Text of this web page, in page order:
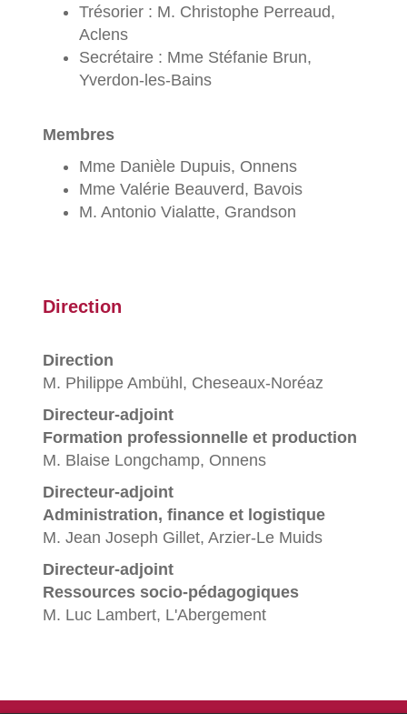
Trésorier : M. Christophe Perreaud,
Aclens
Secrétaire : Mme Stéfanie Brun,
Yverdon-les-Bains
Membres
Mme Danièle Dupuis, Onnens
Mme Valérie Beauverd, Bavois
M. Antonio Vialatte, Grandson
Direction
Direction
M. Philippe Ambühl, Cheseaux-Noréaz
Directeur-adjoint
Formation professionnelle et production
M. Blaise Longchamp, Onnens
Directeur-adjoint
Administration, finance et logistique
M. Jean Joseph Gillet, Arzier-Le Muids
Directeur-adjoint
Ressources socio-pédagogiques
M. Luc Lambert, L'Abergement